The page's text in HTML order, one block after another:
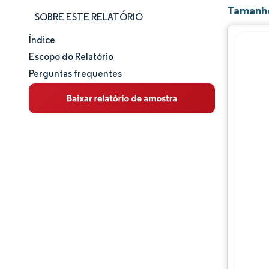
SOBRE ESTE RELATÓRIO
Tamanho e participação de mercado
Análise de mercado
Tendências e insights
Índice
Escopo do Relatório
Perguntas frequentes